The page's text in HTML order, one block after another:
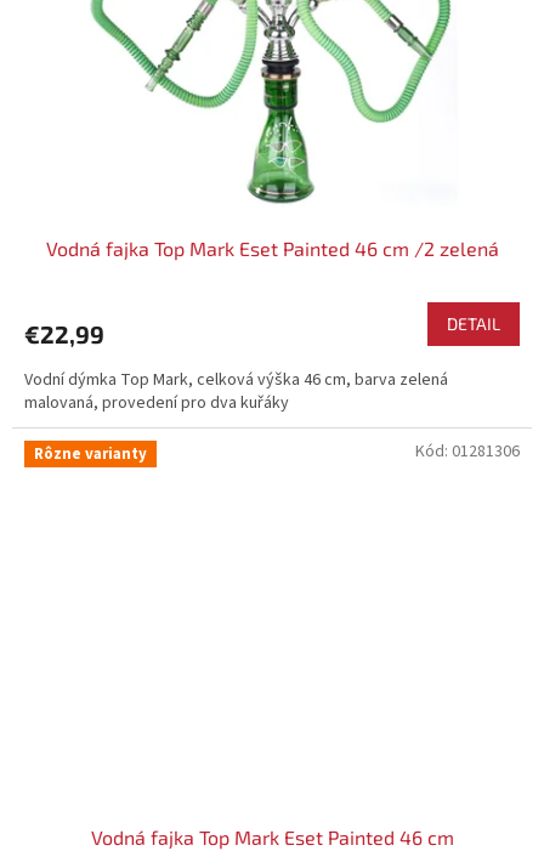
Vodná fajka Top Mark Eset Painted 46 cm /2 zelená
€22,99 DETAIL
Vodní dýmka Top Mark, celková výška 46 cm, barva zelená
malovaná, provedení pro dva kuřáky
Rôzne varianty
Vodná fajka Top Mark Eset Painted 46 cm
Kód: 01281306